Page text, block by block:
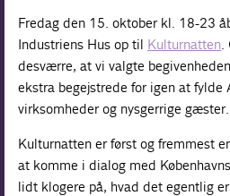
Fredag den 15. oktober kl. 18-23
Industriens Hus op til Kulturnatten.
desværre, at vi valgte
ekstra begejstrede for igen at
virksomheder og nysgerrige gæster.
Kulturnatten er først og fremmest
at komme i dialog med
lidt klogere på, hvad det egentlig